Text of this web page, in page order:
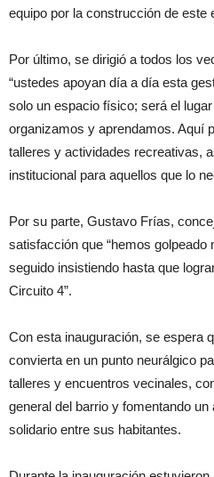
equipo por la construcción de este
Por último, se dirigió a todos los
“ustedes apoyan día a día esta
solo un espacio físico; será el
organizamos y aprendamos. Aquí
talleres y actividades recreativas,
institucional para aquellos que lo
Por su parte, Gustavo Frías,
satisfacción que “hemos
seguido insistiendo hasta que
Circuito 4”.
Con esta inauguración, se espera
convierta en un punto neurálgico
talleres y encuentros vecinales,
general del barrio y fomentando
solidario entre sus habitantes.